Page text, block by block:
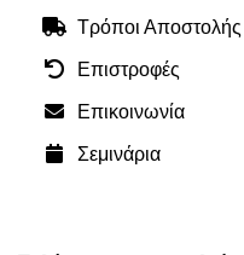
Τρόποι Αποστολής
Επιστροφές
Επικοινωνία
Σεμινάρια